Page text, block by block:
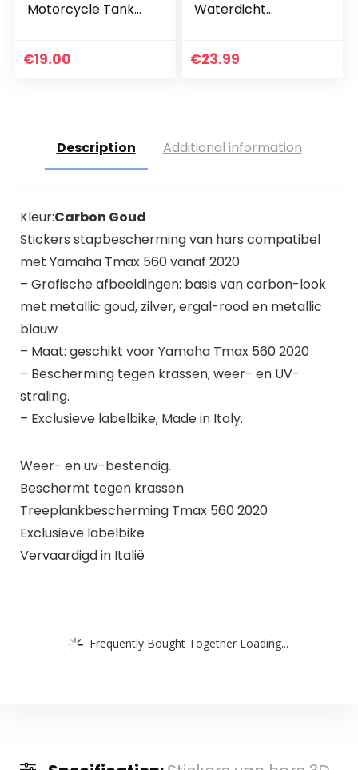
Motorcycle Tank
NC 700 NC700S
€19.00
Waterdicht
Met
€23.99
Description Additional information
Kleur:Carbon Goud
Stickers stapbescherming van hars compatibel
met Yamaha Tmax 560 vanaf 2020
– Grafische afbeeldingen: basis van carbon-look
met metallic goud, zilver, ergal-rood en metallic
blauw
– Maat: geschikt voor Yamaha Tmax 560 2020
– Bescherming tegen krassen, weer- en UV-
straling.
– Exclusieve labelbike, Made in Italy.
Weer- en uv-bestendig.
Beschermt tegen krassen
Treeplankbescherming Tmax 560 2020
Exclusieve labelbike
Vervaardigd in Italië
Frequently Bought Together Loading...